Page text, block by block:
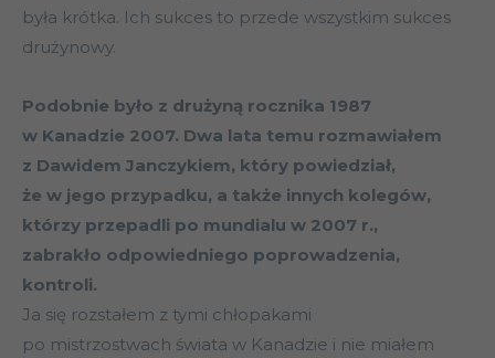
była krótka. Ich sukces to przede wszystkim sukces
drużynowy.
Podobnie było z drużyną rocznika 1987
w Kanadzie 2007. Dwa lata temu rozmawiałem
z Dawidem Janczykiem, który powiedział,
że w jego przypadku, a także innych kolegów,
którzy przepadli po mundialu w 2007 r.,
zabrakło odpowiedniego poprowadzenia,
kontroli.
Ja się rozstałem z tymi chłopakami
po mistrzostwach świata w Kanadzie i nie miałem